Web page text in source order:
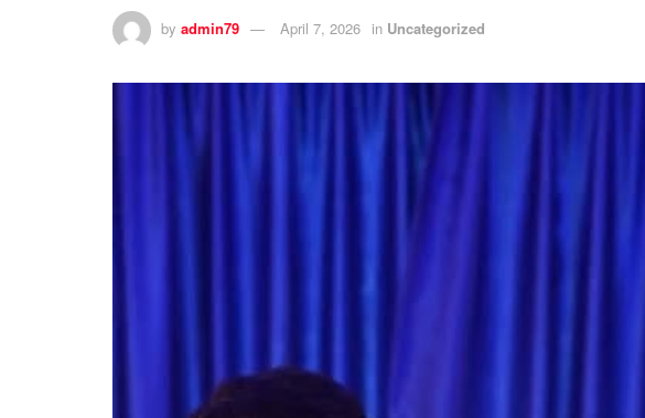
by admin79 April 7, 2026 in Uncategorized